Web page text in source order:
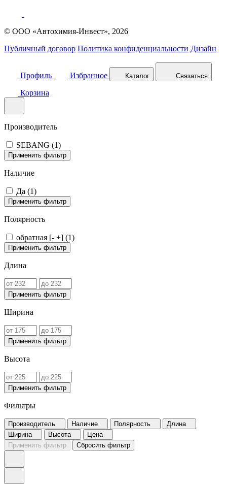
© ООО «Автохимия-Инвест», 2026
Публичный договор Политика конфиденциальности Дизайн
Профиль Избранное Каталог Связаться
Корзина
Производитель
SEBANG (1)
Применить фильтр
Наличие
Да (1)
Применить фильтр
Полярность
обратная [- +] (1)
Применить фильтр
Длина
Применить фильтр
Ширина
Применить фильтр
Высота
Применить фильтр
Фильтры
Производитель Наличие Полярность
Длина
Ширина
Высота
Цена
Применить фильтр
Сбросить фильтр